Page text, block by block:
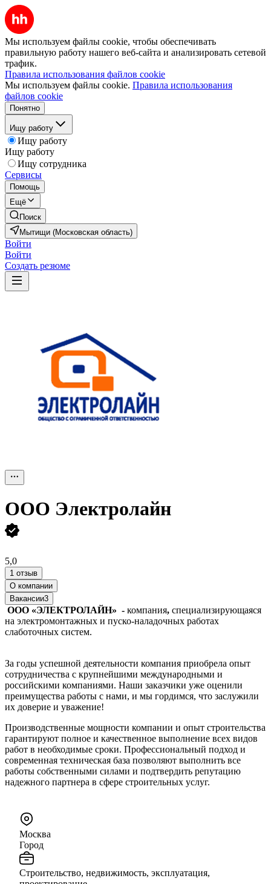
Мы используем файлы cookie, чтобы обеспечивать
правильную работу нашего веб-сайта и анализировать сетевой
трафик.
Правила использования файлов cookie
Мы используем файлы cookie. Правила использования
файлов cookie
Понятно
Ищу работу
Ищу работу
Ищу работу
Ищу сотрудника
Сервисы
Помощь
Ещё
Поиск
Мытищи (Московская область)
Войти
Войти
Создать резюме
ООО Электролайн
5,0
1 отзыв
О компании
Вакансии3
ООО «ЭЛЕКТРОЛАЙН» - компания, специализирующаяся
на электромонтажных и пуско-наладочных работах
слаботочных систем.
За годы успешной деятельности компания приобрела опыт
сотрудничества с крупнейшими международными и
российскими компаниями. Наши заказчики уже оценили
преимущества работы с нами, и мы гордимся, что заслужили
их доверие и уважение!
Производственные мощности компании и опыт строительства
гарантируют полное и качественное выполнение всех видов
работ в необходимые сроки. Профессиональный подход и
современная техническая база позволяют выполнить все
работы собственными силами и подтвердить репутацию
надежного партнера в сфере строительных услуг.
Москва
Город
Строительство, недвижимость, эксплуатация,